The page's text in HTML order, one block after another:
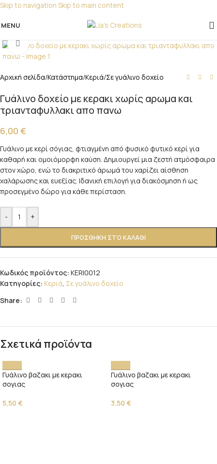
Skip to navigation Skip to main content
Για παραγγελίες για μπομπονιέρες παρακαλώ
επικοινωνήστε μαζί μας!
MENU
Click to enlarge
Αρχική σελίδα/Κατάστημα/Κεριά/Σε γυάλινο δοχείο
Γυάλινο δοχείο με κερακι χωρίς αρωμα και
τριανταφυλλακι απο πανω
6,00 €
Γυάλινο με κερί σόγιας, φτιαγμένη από φυσικό φυτικό κερί για
καθαρή και ομοιόμορφη καύση. Δημιουργεί μια ζεστή ατμόσφαιρα
στον χώρο, ενώ το διακριτικό άρωμά του χαρίζει αίσθηση
χαλάρωσης και ευεξίας. Ιδανική επιλογή για διακόσμηση ή ως
προσεγμένο δώρο για κάθε περίσταση.
- +
ΠΡΟΣΘΉΚΗ ΣΤΟ ΚΑΛΆΘΙ
Κωδικός προϊόντος: KERI0012
Κατηγορίες: Κεριά, Σε γυάλινο δοχείο
Share:
Σχετικά προϊόντα
Γυάλινο βαζακι με κερακι
σογιας
5,50 €
Γυάλινο βαζακι με κερακι
σογιας
3,50 €